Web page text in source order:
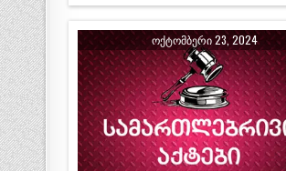
ᲝᲥᲢᲝᲛᲑᲔᲠᲘ 23, 2024